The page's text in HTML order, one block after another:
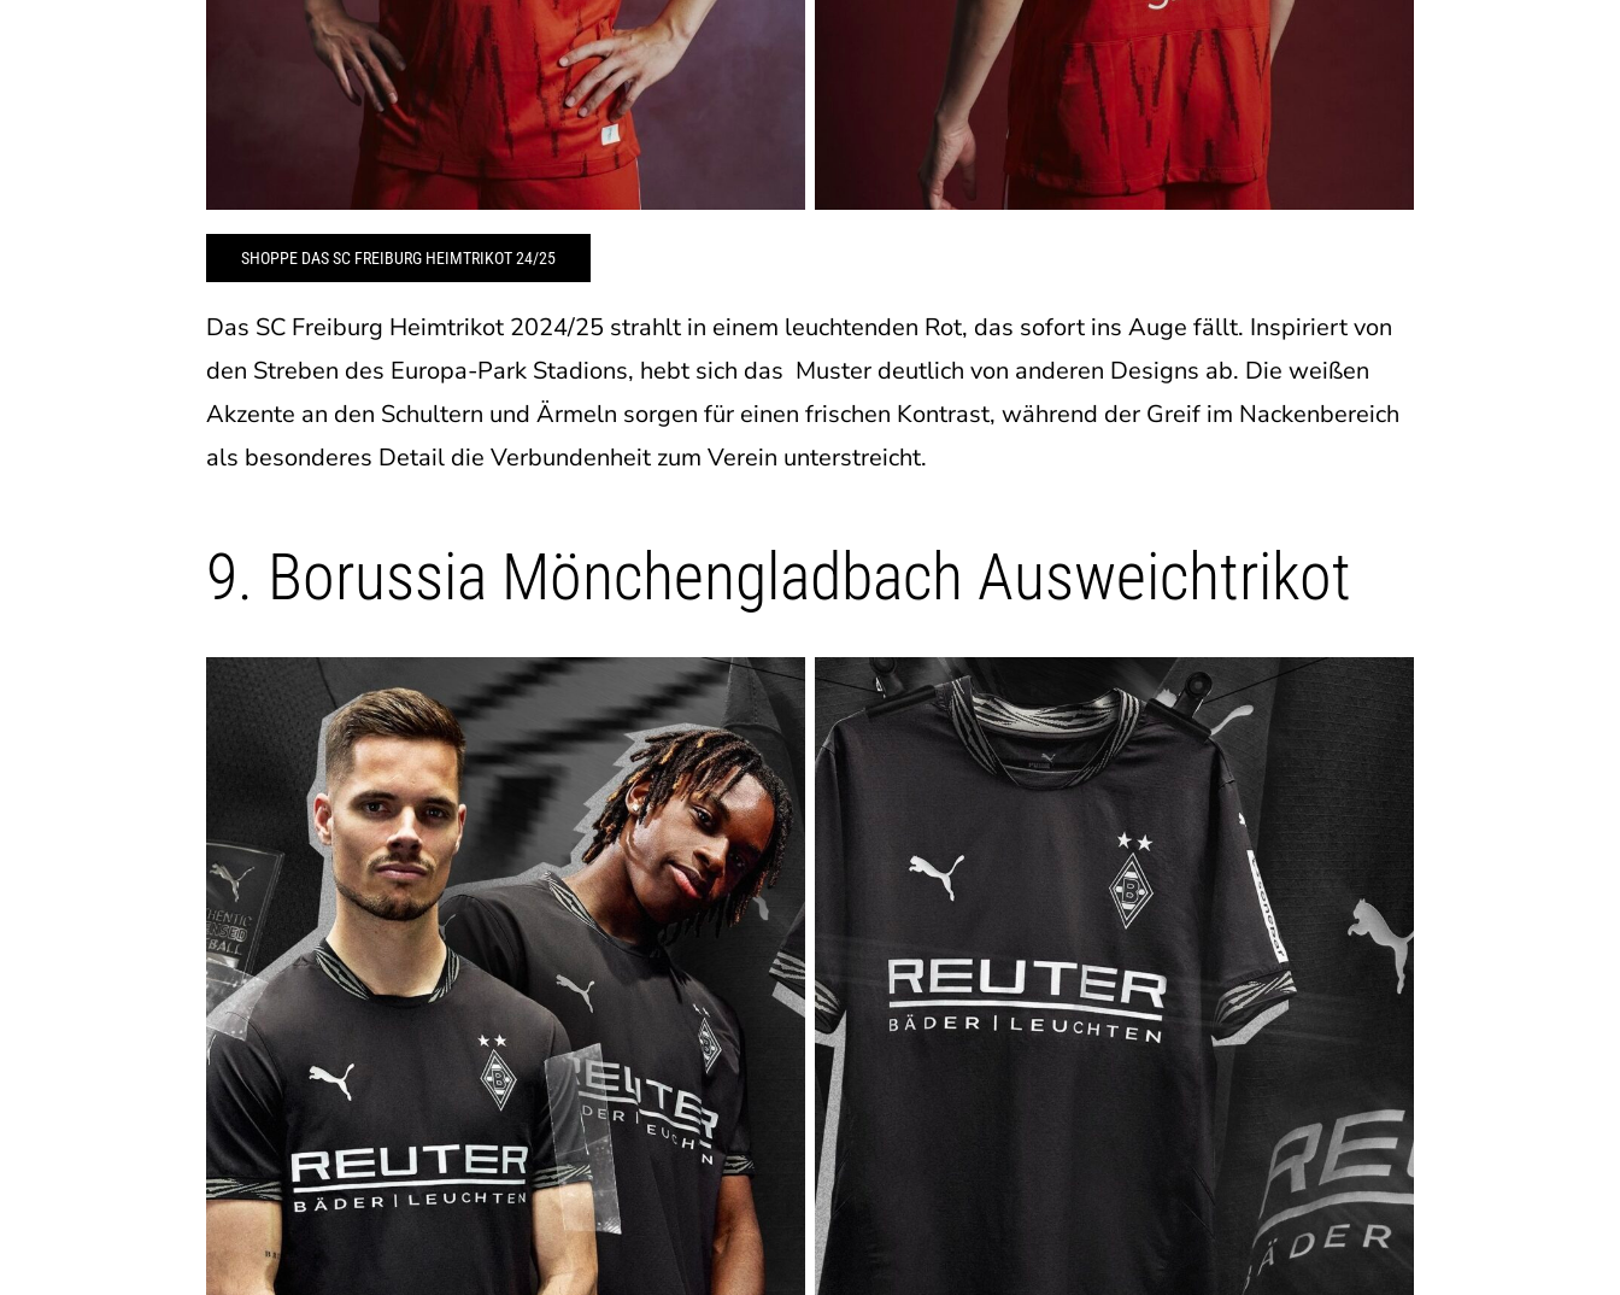
SHOPPE DAS SC FREIBURG HEIMTRIKOT 24/25
Das SC Freiburg Heimtrikot 2024/25 strahlt in einem leuchtenden Rot, das sofort ins Auge fällt. Inspiriert von
den Streben des Europa-Park Stadions, hebt sich das Muster deutlich von anderen Designs ab. Die weißen
Akzente an den Schultern und Ärmeln sorgen für einen frischen Kontrast, während der Greif im Nackenbereich
als besonderes Detail die Verbundenheit zum Verein unterstreicht.
9. Borussia Mönchengladbach Ausweichtrikot